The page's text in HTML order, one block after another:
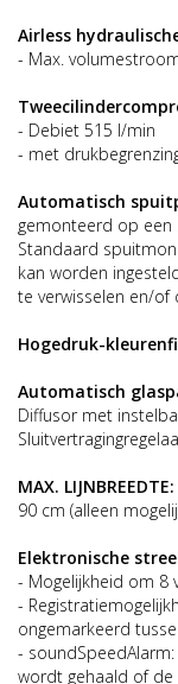
Airless
- Max.
- Debiet 515 l/min
- met
Automatisch
gemonteerd op een
Standaard
kan worden
te verwisselen en/
Hogedruk-
Automatisch
Diffusor met
MAX. LIJNBREEDTE:
90 cm (alleen
Elektronische
- Mogelijkheid om 8
-
ongemarkeerd
-
wordt gehaald of